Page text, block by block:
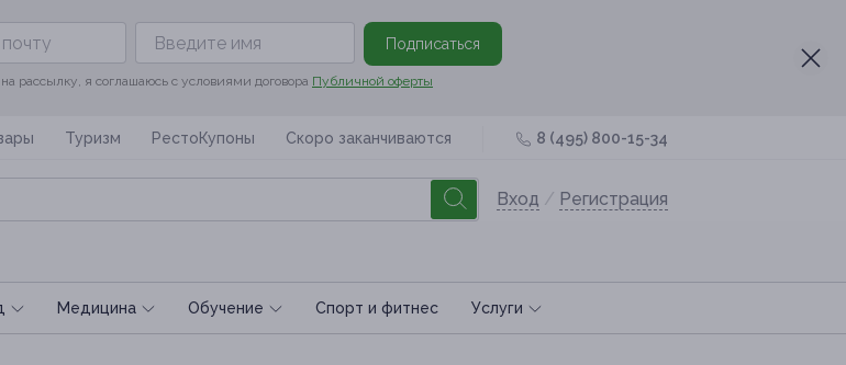
Подписаться
рассылку, я соглашаюсь с условиями договора Публичной оферты
Туризм РестоКупоны Скоро заканчиваются 8 (495) 800-15-34
Вход / Регистрация
Медицина Обучение Спoрт и фитнес Услуги